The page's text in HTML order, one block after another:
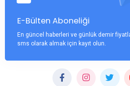
E-Bülten Aboneliği
En güncel haberleri ve günlük demir
sms olarak almak için kayıt olun.